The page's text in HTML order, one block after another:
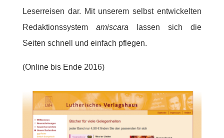
Leserreisen dar. Mit unserem selbst entwickelten
Redaktionssystem amiscara
lassen sich die
Seiten schnell und einfach pflegen.
(Online bis Ende 2016)